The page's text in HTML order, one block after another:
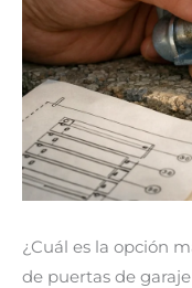
¿Cuál es la opción
de puertas de